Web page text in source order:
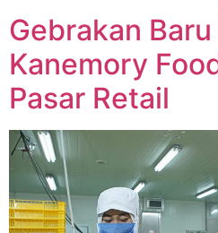
Gebrakan Baru
Kanemory
Pasar Retail